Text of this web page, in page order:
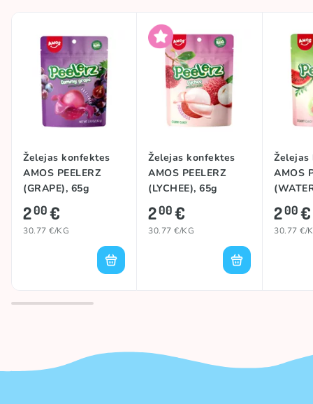
Želejas konfektes
AMOS PEELERZ
(GRAPE), 65g
200€
30.77 €/KG
Želejas konfektes
AMOS PEELERZ
(LYCHEE), 65g
200€
30.77 €/KG
Želejas
AMOS
65g
200€
30.77 €/